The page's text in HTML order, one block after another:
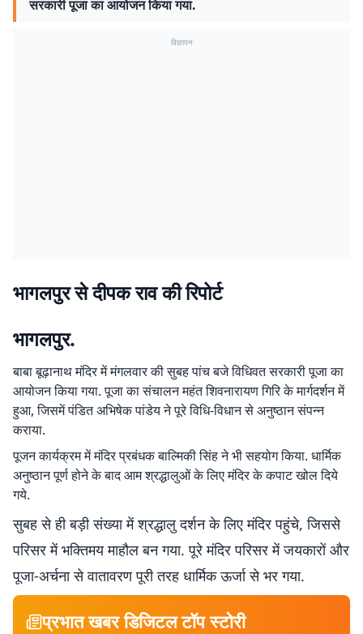
सरकारी पूजा का आयोजन किया गया.
विज्ञापन
भागलपुर से दीपक राव की रिपोर्ट
भागलपुर.
बाबा बूढ़ानाथ मंदिर में मंगलवार की सुबह पांच बजे विधिवत सरकारी पूजा का
आयोजन किया गया. पूजा का संचालन महंत शिवनारायण गिरि के मार्गदर्शन में
हुआ, जिसमें पंडित अभिषेक पांडेय ने पूरे विधि-विधान से अनुष्ठान संपन्न
कराया.
पूजन कार्यक्रम में मंदिर प्रबंधक बाल्मिकी सिंह ने भी सहयोग किया. धार्मिक
अनुष्ठान पूर्ण होने के बाद आम श्रद्धालुओं के लिए मंदिर के कपाट खोल दिये
गये.
सुबह से ही बड़ी संख्या में श्रद्धालु दर्शन के लिए मंदिर पहुंचे, जिससे
परिसर में भक्तिमय माहौल बन गया. पूरे मंदिर परिसर में जयकारों और
पूजा-अर्चना से वातावरण पूरी तरह धार्मिक ऊर्जा से भर गया.
प्रभात खबर डिजिटल टॉप स्टोरी